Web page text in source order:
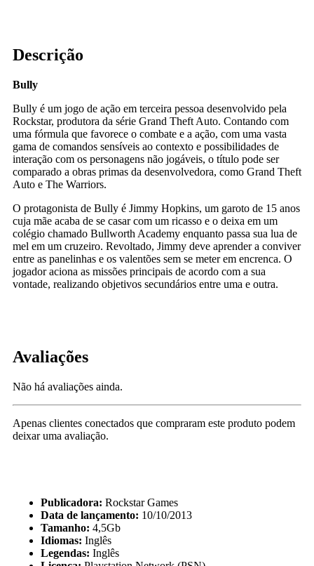
Descrição
Bully
Bully é um jogo de ação em terceira pessoa desenvolvido pela
Rockstar, produtora da série Grand Theft Auto. Contando com
uma fórmula que favorece o combate e a ação, com uma vasta
gama de comandos sensíveis ao contexto e possibilidades de
interação com os personagens não jogáveis, o título pode ser
comparado a obras primas da desenvolvedora, como Grand Theft
Auto e The Warriors.
O protagonista de Bully é Jimmy Hopkins, um garoto de 15 anos
cuja mãe acaba de se casar com um ricasso e o deixa em um
colégio chamado Bullworth Academy enquanto passa sua lua de
mel em um cruzeiro. Revoltado, Jimmy deve aprender a conviver
entre as panelinhas e os valentões sem se meter em encrenca. O
jogador aciona as missões principais de acordo com a sua
vontade, realizando objetivos secundários entre uma e outra.
Avaliações
Não há avaliações ainda.
Apenas clientes conectados que compraram este produto podem
deixar uma avaliação.
Publicadora: Rockstar Games
Data de lançamento: 10/10/2013
Tamanho: 4,5Gb
Idiomas: Inglês
Legendas: Inglês